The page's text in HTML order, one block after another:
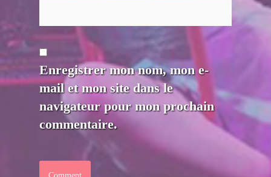
Enregistrer mon nom, mon e-
mail et mon site dans le
navigateur pour mon prochain
commentaire.